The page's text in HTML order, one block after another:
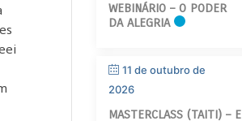
WEBINÁRIO – O PODER
DA ALEGRIA
11 de outubro de
2026
MASTERCLASS (TAITI) – E